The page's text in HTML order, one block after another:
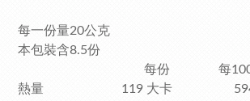
每一份量20公克
本包裝含8.5份
每份 每100公
熱量 119 大卡 594